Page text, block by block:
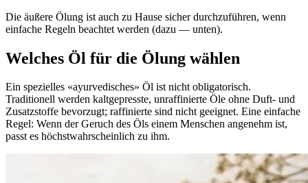
Die äußere Ölung ist auch zu Hause sicher durchzuführen, wenn
einfache Regeln beachtet werden (dazu — unten).
Welches Öl für die Ölung wählen
Ein spezielles «ayurvedisches» Öl ist nicht obligatorisch.
Traditionell werden kaltgepresste, unraffinierte Öle ohne Duft- und
Zusatzstoffe bevorzugt; raffinierte sind nicht geeignet. Eine einfache
Regel: Wenn der Geruch des Öls einem Menschen angenehm ist,
passt es höchstwahrscheinlich zu ihm.